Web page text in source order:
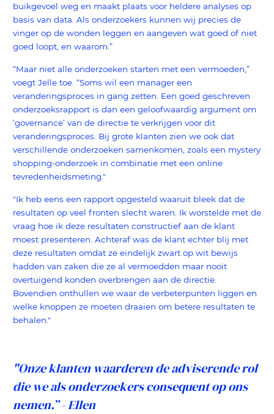
buikgevoel weg en maakt plaats voor heldere analyses op
basis van data. Als onderzoekers kunnen wij precies de
vinger op de wonden leggen en aangeven wat goed of niet
goed loopt, en waarom.”
“Maar niet alle onderzoeken starten met een vermoeden,”
voegt Jelle toe. “Soms wil een manager een
veranderingsproces in gang zetten. Een goed geschreven
onderzoeksrapport is dan een geloofwaardig argument om
‘governance’ van de directie te verkrijgen voor dit
veranderingsproces. Bij grote klanten zien we ook dat
verschillende onderzoeken samenkomen, zoals een mystery
shopping-onderzoek in combinatie met een online
tevredenheidsmeting."
"Ik heb eens een rapport opgesteld waaruit bleek dat de
resultaten op veel fronten slecht waren. Ik worstelde met de
vraag hoe ik deze resultaten constructief aan de klant
moest presenteren. Achteraf was de klant echter blij met
deze resultaten omdat ze eindelijk zwart op wit bewijs
hadden van zaken die ze al vermoedden maar nooit
overtuigend konden overbrengen aan de directie.
Bovendien onthullen we waar de verbeterpunten liggen en
welke knoppen ze moeten draaien om betere resultaten te
behalen."
"Onze klanten waarderen de adviserende rol
die we als onderzoekers consequent op ons
nemen.” - Ellen